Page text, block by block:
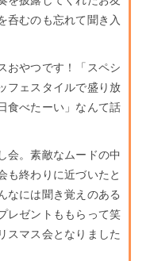
呑むのも忘れて聞き入
おやつです！「スペシ
フェスタイルで盛り放
食べたーい」なんて話
会。素敵なムードの中
も終わりに近づいたと
なには聞き覚えのある
レゼントももらって笑
スマス会となりました